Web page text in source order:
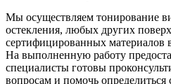
Мы осуществляем тонирование
остекления, любых других
сертифицированных материалов
На выполненную работу
специалисты готовы
вопросам и помочь